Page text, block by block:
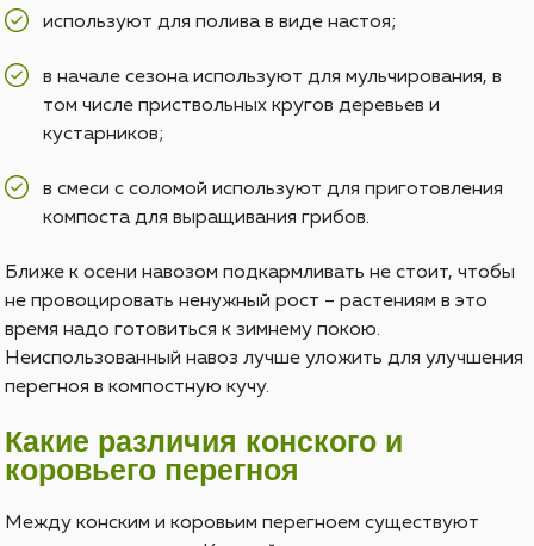
используют для полива в виде настоя;
в начале сезона используют для мульчирования, в
том числе приствольных кругов деревьев и
кустарников;
в смеси с соломой используют для приготовления
компоста для выращивания грибов.
Ближе к осени навозом подкармливать не стоит, чтобы
не провоцировать ненужный рост – растениям в это
время надо готовиться к зимнему покою.
Неиспользованный навоз лучше уложить для улучшения
перегноя в компостную кучу.
Какие различия конского и
коровьего перегноя
Между конским и коровьим перегноем существуют